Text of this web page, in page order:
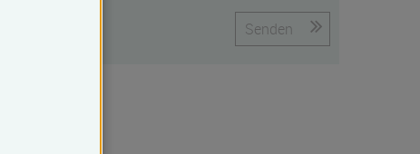
Senden